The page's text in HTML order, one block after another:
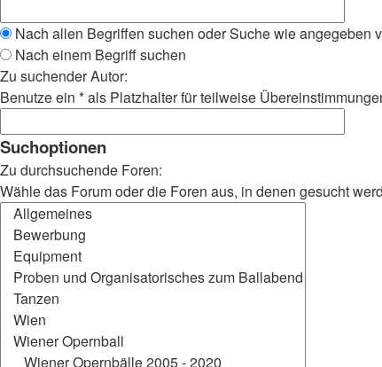
Nach allen Begriffen suchen oder Suche wie angegeben
Nach einem Begriff suchen
Zu suchender Autor:
Benutze ein * als Platzhalter für teilweise
Suchoptionen
Zu durchsuchende Foren:
Wähle das Forum oder die Foren aus, in denen gesucht